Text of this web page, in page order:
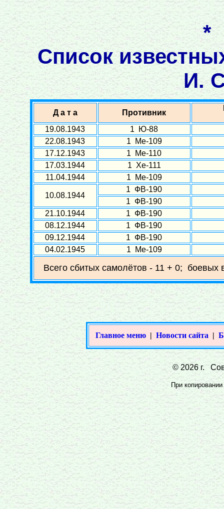
Список
И.
Д а т а Противник
19.08.1943
1 Ю-88
22.08.1943
1 Ме-109
17.12.1943
1 Ме-110
17.03.1944
1 Хе-111
11.04.1944
1 Ме-109
10.08.1944
1 ФВ-190
1 ФВ-190
21.10.1944
1 ФВ-190
08.12.1944
1 ФВ-190
09.12.1944
1 ФВ-190
04.02.1945
1 Ме-109
Всего сбитых самолётов - 11 + 0;
Главное меню | Новости сайта |
© 2026 г.
При копировании